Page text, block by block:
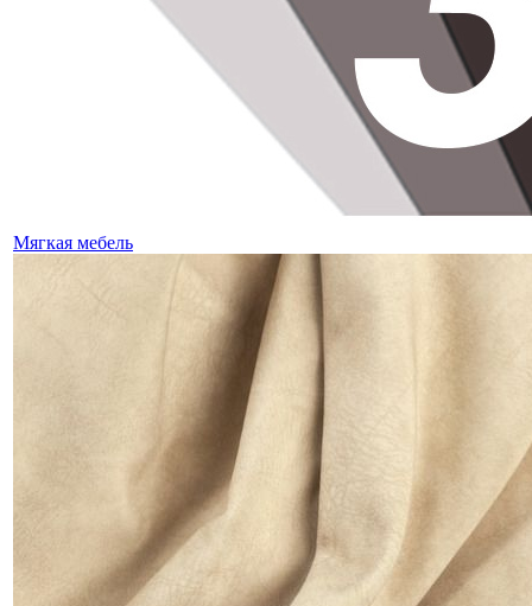
Мягкая мебель